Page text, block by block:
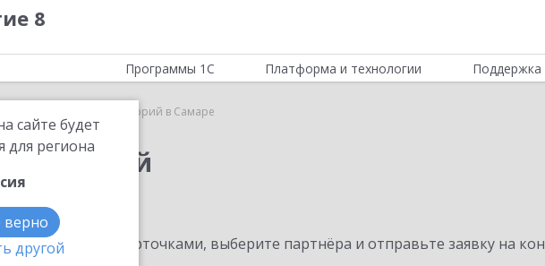
8
сайте будет
для региона
верно
другой
Программы 1С Платформа и технологии Поддержка
1С:Лекторий в Самаре
карточками, выберите партнёра и отправьте заявку на